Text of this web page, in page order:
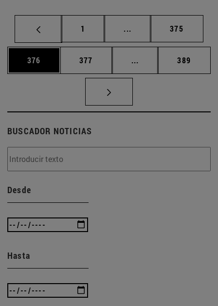
Página
1 ... Páginas intermedias
Página
375
Página
376 Página
377 ... Páginas intermedias
Página
389
BUSCADOR NOTICIAS
Desde
Hasta